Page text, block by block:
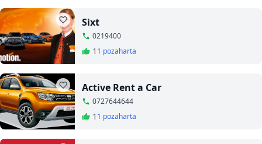
Sixt
0219400
1 1 pozaharta
Active Rent a Car
0727644644
1 1 pozaharta